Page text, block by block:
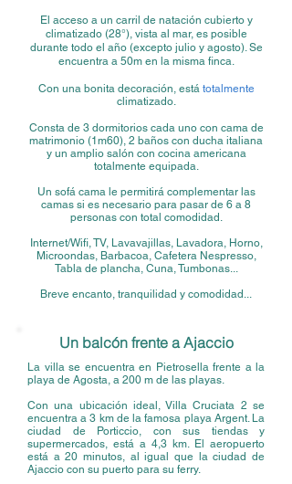
El acceso a un carril de natación cubierto y
climatizado (28°), vista al mar, es posible
durante todo el año (excepto julio y agosto). Se
encuentra a 50m en la misma finca.
Con una bonita decoración, está totalmente
climatizado.
Consta de 3 dormitorios cada uno con cama de
matrimonio (1m60), 2 baños con ducha italiana
y un amplio salón con cocina americana
totalmente equipada.
Un sofá cama le permitirá complementar las
camas si es necesario para pasar de 6 a 8
personas con total comodidad.
Internet/Wifi, TV, Lavavajillas, Lavadora, Horno,
Microondas, Barbacoa, Cafetera Nespresso,
Tabla de plancha, Cuna, Tumbonas...
Breve encanto, tranquilidad y comodidad...
Un balcón frente a Ajaccio
La villa se encuentra en Pietrosella frente a la
playa de Agosta, a 200 m de las playas.
Con una ubicación ideal, Villa Cruciata 2 se
encuentra a 3 km de la famosa playa Argent. La
ciudad de Porticcio, con sus tiendas y
supermercados, está a 4,3 km. El aeropuerto
está a 20 minutos, al igual que la ciudad de
Ajaccio con su puerto para su ferry.